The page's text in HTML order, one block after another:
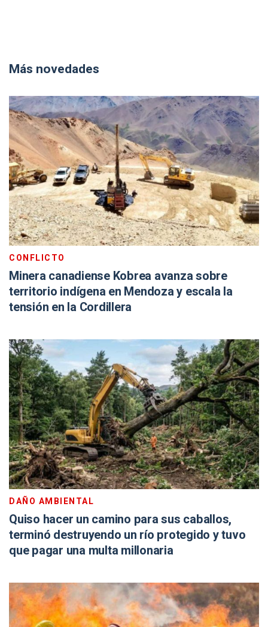
Más novedades
CONFLICTO
Minera canadiense Kobrea avanza sobre
territorio indígena en Mendoza y escala la
tensión en la Cordillera
DAÑO AMBIENTAL
Quiso hacer un camino para sus caballos,
terminó destruyendo un río protegido y tuvo
que pagar una multa millonaria